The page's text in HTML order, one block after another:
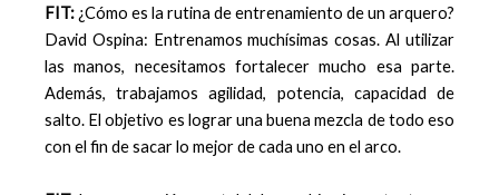
FIT: ¿Cómo es la rutina de entrenamiento de un arquero?
David Ospina: Entrenamos muchísimas cosas. Al utilizar
las manos, necesitamos fortalecer mucho esa parte.
Además, trabajamos agilidad, potencia, capacidad de
salto. El objetivo es lograr una buena mezcla de todo eso
con el fin de sacar lo mejor de cada uno en el arco.